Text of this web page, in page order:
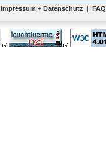
Impressum + Datenschutz | FAQ